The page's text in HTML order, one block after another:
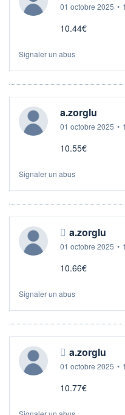
01 octobre 2025 •
10.44€
Signaler un abus
a.zorglu
01 octobre 2025 •
10.55€
Signaler un abus
a.zorglu
01 octobre 2025 •
10.66€
Signaler un abus
a.zorglu
01 octobre 2025 •
10.77€